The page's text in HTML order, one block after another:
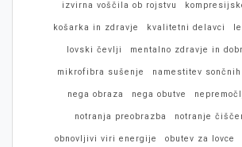
izvirna voščila ob rojstvu
košarka in zdravje kvalitetni delavci
lovski čevlji mentalno zdravje in
mikrofibra sušenje namestitev
nega obraza nega obutve
notranja preobrazba notranje
obnovljivi viri energije obutev za lovce